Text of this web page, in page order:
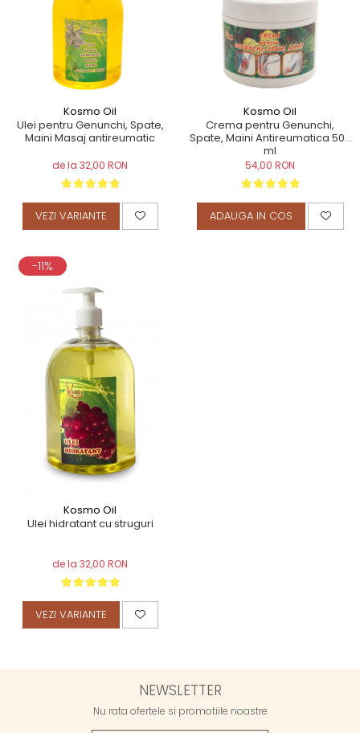
TERAPEUTIC
THAILANDEZ (LOMI-LOMI)
Kosmo Oil
Ulei pentru Genunchi, Spate,
Maini Masaj antireumatic
de la 32,00 RON
VEZI VARIANTE
Kosmo Oil
Crema pentru Genunchi,
Spate, Maini Antireumatica 500
ml
54,00 RON
ADAUGA IN COS
-11%
Kosmo Oil
Ulei hidratant cu struguri
de la 32,00 RON
VEZI VARIANTE
NEWSLETTER
Nu rata ofertele si promotiile noastre